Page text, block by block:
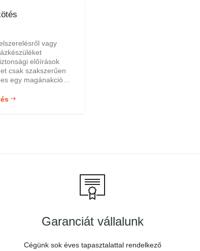
vagy
előírások
csak szakszerűen
egy magánakció
érdekében egyedül
Garanciát vállalunk
Cégünk sok éves tapasztalattal rendelkező